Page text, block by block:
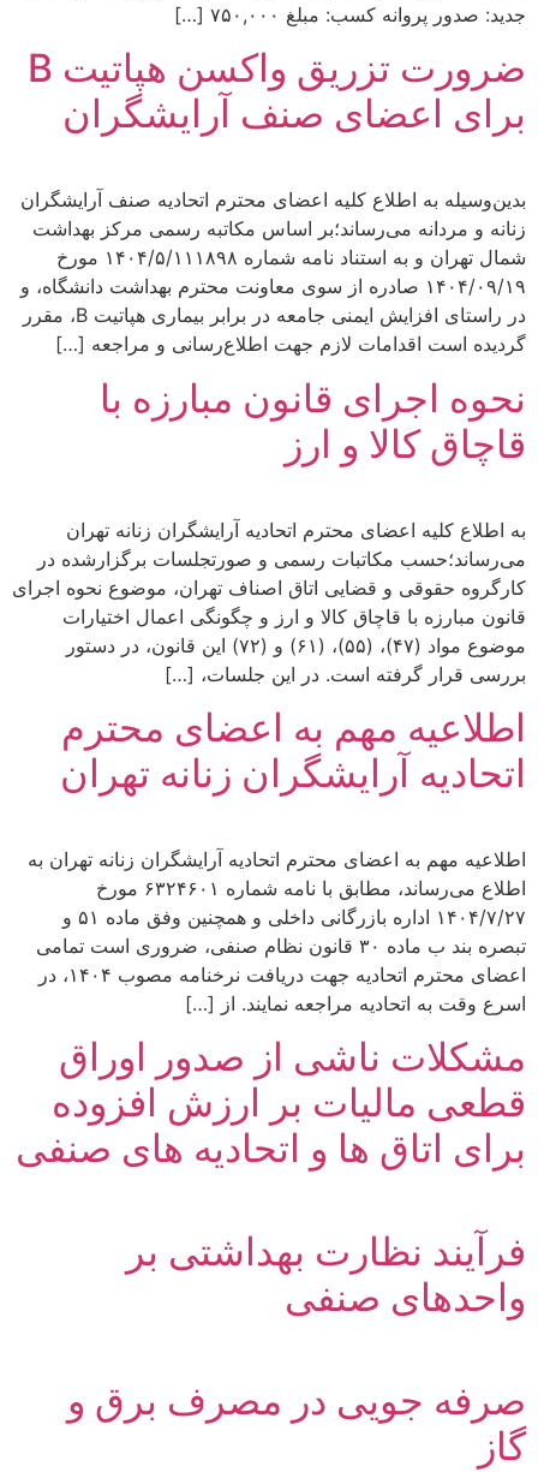
جدید: صدور پروانه کسب: مبلغ ۷۵۰,۰۰۰ […]
ضرورت تزریق واکسن هپاتیت B
برای اعضای صنف آرایشگران
بدین‌وسیله به اطلاع کلیه اعضای محترم اتحادیه صنف آرایشگران
زنانه و مردانه می‌رساند؛بر اساس مکاتبه رسمی مرکز بهداشت
شمال تهران و به استناد نامه شماره ۱۴۰۴/۵/۱۱۱۸۹۸ مورخ
۱۴۰۴/۰۹/۱۹ صادره از سوی معاونت محترم بهداشت دانشگاه، و
در راستای افزایش ایمنی جامعه در برابر بیماری هپاتیت B، مقرر
گردیده است اقدامات لازم جهت اطلاع‌رسانی و مراجعه […]
نحوه اجرای قانون مبارزه با
قاچاق کالا و ارز
به اطلاع کلیه اعضای محترم اتحادیه آرایشگران زنانه تهران
می‌رساند؛حسب مکاتبات رسمی و صورتجلسات برگزارشده در
کارگروه حقوقی و قضایی اتاق اصناف تهران، موضوع نحوه اجرای
قانون مبارزه با قاچاق کالا و ارز و چگونگی اعمال اختیارات
موضوع مواد (۴۷)، (۵۵)، (۶۱) و (۷۲) این قانون، در دستور
بررسی قرار گرفته است. در این جلسات، […]
اطلاعیه مهم به اعضای محترم
اتحادیه آرایشگران زنانه تهران
اطلاعیه مهم به اعضای محترم اتحادیه آرایشگران زنانه تهران به
اطلاع می‌رساند، مطابق با نامه شماره ۶۳۲۴۶۰۱ مورخ
۱۴۰۴/۷/۲۷ اداره بازرگانی داخلی و همچنین وفق ماده ۵۱ و
تبصره بند ب ماده ۳۰ قانون نظام صنفی، ضروری است تمامی
اعضای محترم اتحادیه جهت دریافت نرخنامه مصوب ۱۴۰۴، در
اسرع وقت به اتحادیه مراجعه نمایند. از […]
مشکلات ناشی از صدور اوراق
قطعی مالیات بر ارزش افزوده
برای اتاق ها و اتحادیه های صنفی
فرآیند نظارت بهداشتی بر
واحدهای صنفی
صرفه جویی در مصرف برق و
گاز